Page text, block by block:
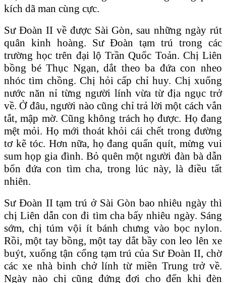
kích dã man cùng cực.
Sư Đoàn II về được Sài Gòn, sau những ngày rút
quân kinh hoàng. Sư Đoàn tạm trú trong các
trường học trên đại lộ Trần Quốc Toản. Chị Liên
bồng bé Thục Ngạn, dắt theo ba đứa con nheo
nhóc tìm chồng. Chị hỏi cấp chỉ huy. Chị xuống
nước năn nỉ từng người lính vừa từ địa ngục trở
về. Ở đâu, người nào cũng chỉ trả lời một cách vắn
tắt, mập mờ. Cũng không trách họ được. Họ đang
mệt mỏi. Họ mới thoát khỏi cái chết trong đường
tơ kẽ tóc. Hơn nữa, họ đang quấn quít, mừng vui
sum họp gia đình. Bỏ quên một người đàn bà dẫn
bốn đứa con tìm cha, trong lúc này, là điều tất
nhiên.
Sư Đoàn II tạm trú ở Sài Gòn bao nhiêu ngày thì
chị Liên dẫn con đi tìm cha bấy nhiêu ngày. Sáng
sớm, chị túm vội ít bánh chưng vào bọc nylon.
Rồi, một tay bồng, một tay dắt bầy con leo lên xe
buýt, xuống tận cổng tạm trú của Sư Đoàn II, chờ
các xe nhà binh chở lính từ miền Trung trở về.
Ngày nào chị cũng đứng đợi cho đến khi đèn